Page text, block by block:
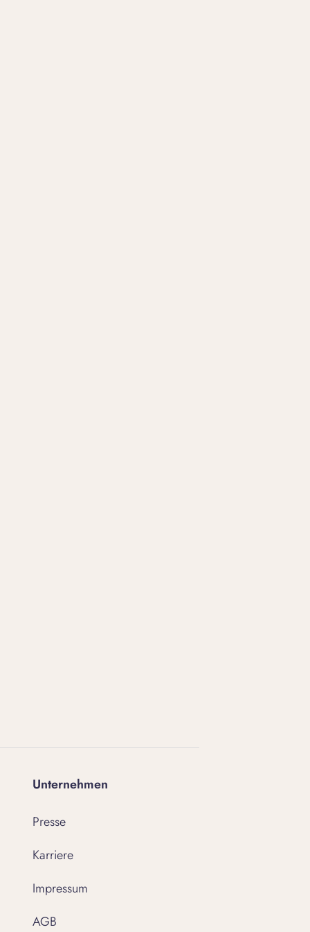
Unternehmen
Presse
Karriere
Impressum
AGB